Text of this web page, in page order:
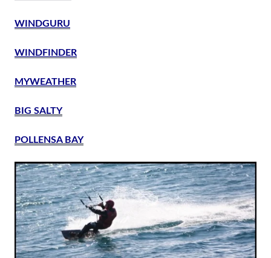
WINDGURU
WINDFINDER
MYWEATHER
BIG SALTY
POLLENSA BAY